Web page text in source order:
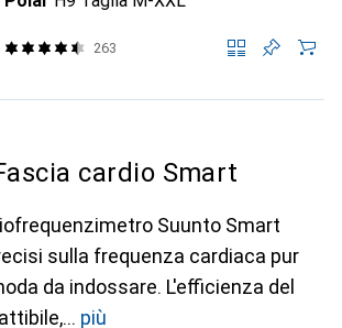
263
cardio Smart
Suunto Smart
sulla frequenza cardiaca pur
da indossare. L'efficienza del
più